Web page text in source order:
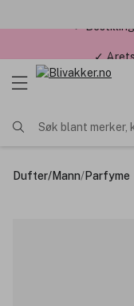
Søk blant merker,
Dufter/Mann/Parfyme